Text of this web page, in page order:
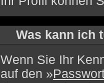
Was kann ich
Wenn Sie Ihr
auf den »